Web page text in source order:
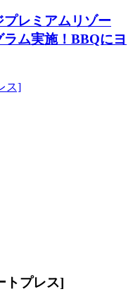
プレミアムリゾー
ラム実施！BBQにヨ
ス]
トプレス]